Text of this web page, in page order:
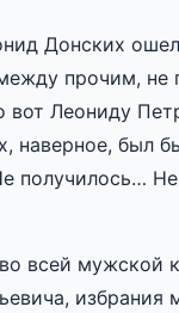
Донских
прочим, не
вот Леониду
был
получилось…
всей мужской
избрания